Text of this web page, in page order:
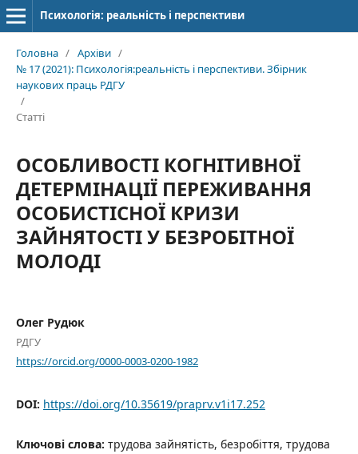
Психологія: реальність і перспективи
Головна / Архіви /
№ 17 (2021): Психологія:реальність і перспективи. Збірник
наукових праць РДГУ
/
Статті
ОСОБЛИВОСТІ КОГНІТИВНОЇ
ДЕТЕРМІНАЦІЇ ПЕРЕЖИВАННЯ
ОСОБИСТІСНОЇ КРИЗИ
ЗАЙНЯТОСТІ У БЕЗРОБІТНОЇ
МОЛОДІ
Олег Рудюк
РДГУ
https://orcid.org/0000-0003-0200-1982
DOI: https://doi.org/10.35619/praprv.v1i17.252
Ключові слова: трудова зайнятість, безробіття, трудова